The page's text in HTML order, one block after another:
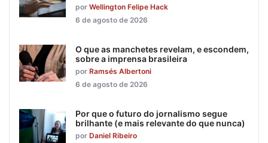
por Wellington Felipe Hack
6 de agosto de 2026
O que as manchetes revelam, e escondem,
sobre a imprensa brasileira
por Ramsés Albertoni
6 de agosto de 2026
Por que o futuro do jornalismo segue
brilhante (e mais relevante do que nunca)
por Daniel Ribeiro